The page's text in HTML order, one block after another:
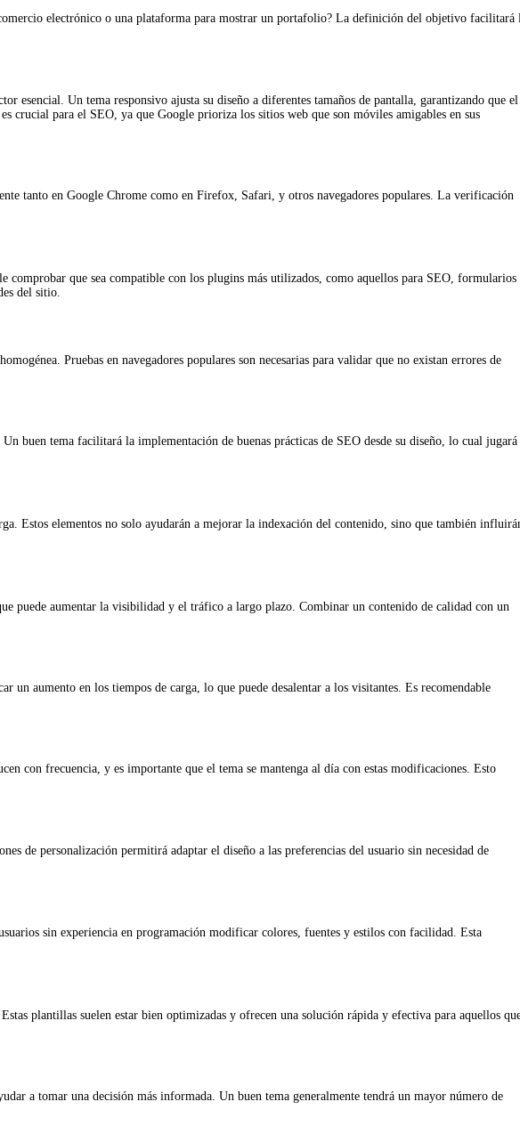
electrónico o una plataforma para mostrar un portafolio? La definición del objetivo facilitará
esencial. Un tema responsivo ajusta su diseño a diferentes tamaños de pantalla, garantizando que el
crucial para el SEO, ya que Google prioriza los sitios web que son móviles amigables en sus
tanto en Google Chrome como en Firefox, Safari, y otros navegadores populares. La verificación
que sea compatible con los plugins más utilizados, como aquellos para SEO, formularios
del sitio.
Pruebas en navegadores populares son necesarias para validar que no existan errores de
buen tema facilitará la implementación de buenas prácticas de SEO desde su diseño, lo cual jugará
Estos elementos no solo ayudarán a mejorar la indexación del contenido, sino que también
puede aumentar la visibilidad y el tráfico a largo plazo. Combinar un contenido de calidad con un
un aumento en los tiempos de carga, lo que puede desalentar a los visitantes. Es recomendable
con frecuencia, y es importante que el tema se mantenga al día con estas modificaciones. Esto
de personalización permitirá adaptar el diseño a las preferencias del usuario sin necesidad de
sin experiencia en programación modificar colores, fuentes y estilos con facilidad. Esta
plantillas suelen estar bien optimizadas y ofrecen una solución rápida y efectiva para aquellos
a tomar una decisión más informada. Un buen tema generalmente tendrá un mayor número de